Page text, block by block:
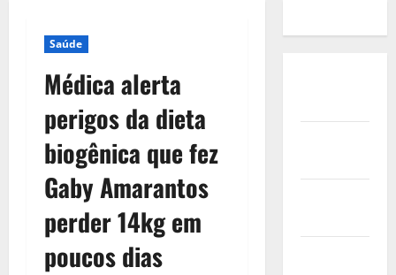
Saúde
Médica alerta
perigos da dieta
biogênica que fez
Gaby Amarantos
perder 14kg em
poucos dias